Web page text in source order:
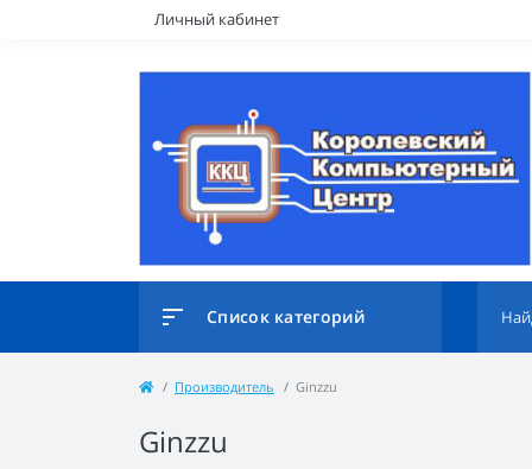
Личный кабинет
Список категорий
Производитель Ginzzu
Ginzzu